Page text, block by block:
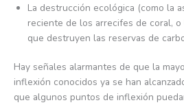
La destrucción ecológica (como la
reciente de los arrecifes de coral,
que destruyen las reservas de
Hay señales alarmantes de que la
inflexión conocidos ya se han
que algunos puntos de inflexión